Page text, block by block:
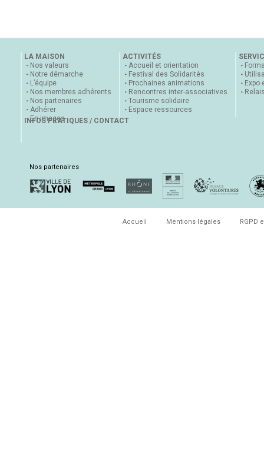
LA MAISON
Nos valeurs
Notre démarche
L’équipe
Nos membres adhérents
Nos partenaires
Adhérer
En images
ACTIVITÉS
Accueil et orientation
Festival des Solidarités
Prochaines animations
Rencontres inter-associatives
Tourisme solidaire
Espace ressources
Expo
INFOS PRATIQUES / CONTACT
Nos partenaires
Accueil Mentions légales RGPD